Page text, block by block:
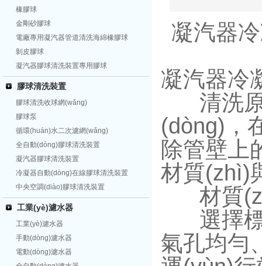
橡膠球
金剛砂膠球
電廠專用凝汽器管道清洗海綿橡膠球
剝皮膠球
凝汽器膠球清洗裝置專用膠球
膠球清洗裝置
膠球清洗收球網(wǎng)
膠球泵
循環(huán)水二次濾網(wǎng)
全自動(dòng)膠球清洗裝置
凝汽器膠球清洗裝置
冷凝器自動(dòng)在線膠球清洗裝置
中央空調(diào)膠球清洗裝置
工業(yè)濾水器
工業(yè)濾水器
手動(dòng)濾水器
電動(dòng)濾水器
凝汽器
凝汽器冷
清洗原
(dòng)，
除管壁上的
材質(zhì)
材質
選擇標
氣孔均勻